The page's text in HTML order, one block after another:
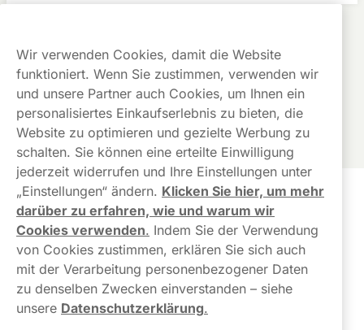
Rechnung
Gratis
Versand
Dieses Produkt ist nicht risikofrei und enthält Nikotin, eine
süchtig machende Substanz.
Kundendienst
Links
Über uns
Wir verwenden Cookies, damit die Website
funktioniert. Wenn Sie zustimmen, verwenden wir
und unsere Partner auch Cookies, um Ihnen ein
personalisiertes Einkaufserlebnis zu bieten, die
Website zu optimieren und gezielte Werbung zu
schalten. Sie können eine erteilte Einwilligung
jederzeit widerrufen und Ihre Einstellungen unter
„Einstellungen“ ändern. Klicken Sie hier, um mehr
darüber zu erfahren, wie und warum wir
Cookies verwenden. Indem Sie der Verwendung
von Cookies zustimmen, erklären Sie sich auch
mit der Verarbeitung personenbezogener Daten
zu denselben Zwecken einverstanden – siehe
unsere Datenschutzerklärung.